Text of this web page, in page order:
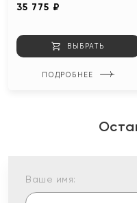
35 775 ₽
ВЫБРАТЬ
ПОДРОБНЕЕ
Ваше имя: